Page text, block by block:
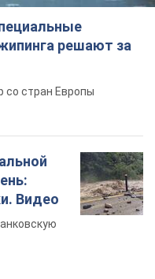
решают за
со стран Европы
Видео